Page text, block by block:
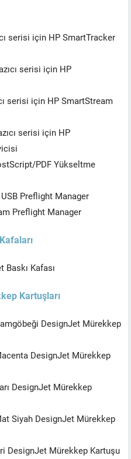
serisi için HP SmartTracker
serisi için HP
serisi için HP SmartStream
serisi için HP
PDF Yükseltme
Preflight Manager
Preflight Manager
Baskı Kafası
Kartuşları
DesignJet Mürekkep
DesignJet Mürekkep
DesignJet Mürekkep
Siyah DesignJet Mürekkep
DesignJet Mürekkep Kartuşu